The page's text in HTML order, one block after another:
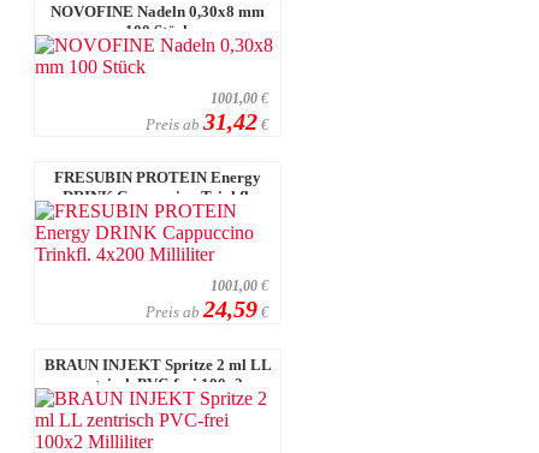
NOVOFINE Nadeln 0,30x8 mm
100 Stück
1001,00 €
Preis ab 31,42 €
FRESUBIN PROTEIN Energy
DRINK Cappuccino Trinkfl.
4x200 Millilit ...
1001,00 €
Preis ab 24,59 €
BRAUN INJEKT Spritze 2 ml LL
zentrisch PVC-frei 100x2
Milliliter